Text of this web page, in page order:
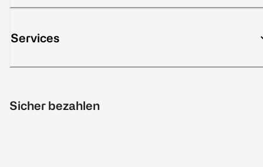
Services
Sicher bezahlen